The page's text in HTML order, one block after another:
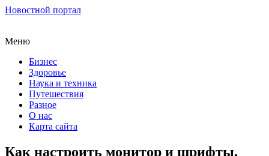
Новостной портал
Меню
Бизнес
Здоровье
Наука и техника
Путешествия
Разное
О нас
Карта сайта
Как настроить монитор и шрифты,